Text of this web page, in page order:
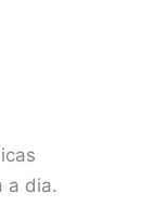
a dia.